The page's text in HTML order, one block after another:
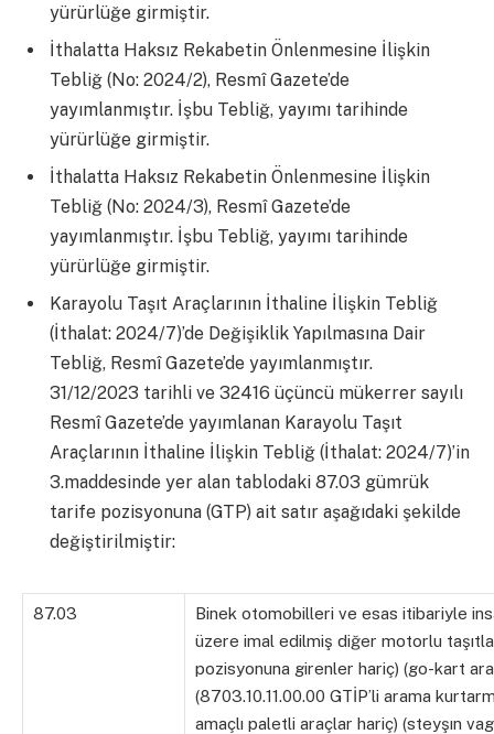
yürürlüğe girmiştir.
İthalatta Haksız Rekabetin Önlenmesine İlişkin
Tebliğ (No: 2024/2), Resmî Gazete’de
yayımlanmıştır. İşbu Tebliğ, yayımı tarihinde
yürürlüğe girmiştir.
İthalatta Haksız Rekabetin Önlenmesine İlişkin
Tebliğ (No: 2024/3), Resmî Gazete’de
yayımlanmıştır. İşbu Tebliğ, yayımı tarihinde
yürürlüğe girmiştir.
Karayolu Taşıt Araçlarının İthaline İlişkin Tebliğ
(İthalat: 2024/7)’de Değişiklik Yapılmasına Dair
Tebliğ, Resmî Gazete’de yayımlanmıştır.
31/12/2023 tarihli ve 32416 üçüncü mükerrer sayılı
Resmî Gazete’de yayımlanan Karayolu Taşıt
Araçlarının İthaline İlişkin Tebliğ (İthalat: 2024/7)’in
3.maddesinde yer alan tablodaki 87.03 gümrük
tarife pozisyonuna (GTP) ait satır aşağıdaki şekilde
değiştirilmiştir:
87.03
Binek otomobilleri ve esas itibariyle
üzere imal edilmiş diğer motorlu
pozisyonuna girenler hariç) (go-kart
(8703.10.11.00.00 GTİP’li arama
amaçlı paletli araçlar hariç) (steyşın